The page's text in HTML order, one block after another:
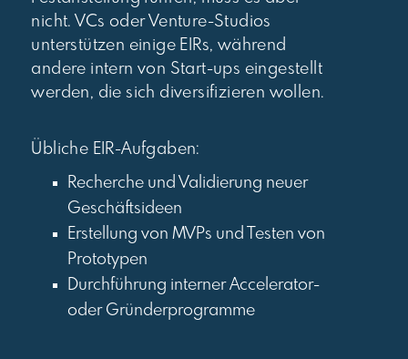
nicht. VCs oder Venture-Studios
unterstützen einige EIRs, während
andere intern von Start-ups eingestellt
werden, die sich diversifizieren wollen.
Übliche EIR-Aufgaben:
Recherche und Validierung neuer
Geschäftsideen
Erstellung von MVPs und Testen von
Prototypen
Durchführung interner Accelerator-
oder Gründerprogramme